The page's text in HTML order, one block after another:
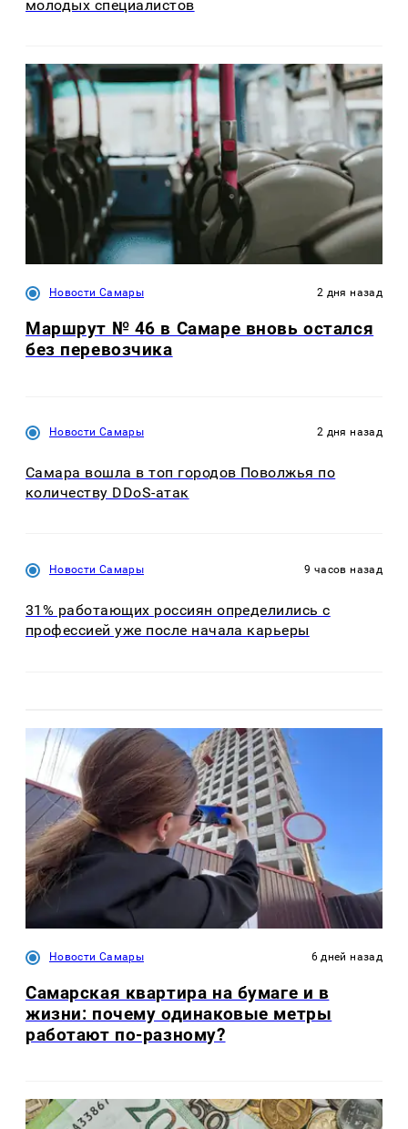
молодых специалистов
Новости Самары 2 дня назад
Маршрут № 46 в Самаре вновь остался
без перевозчика
Новости Самары 2 дня назад
Самара вошла в топ городов Поволжья по
количеству DDoS-атак
Новости Самары 9 часов назад
31% работающих россиян определились с
профессией уже после начала карьеры
Новости Самары 6 дней назад
Самарская квартира на бумаге и в
жизни: почему одинаковые метры
работают по-разному?